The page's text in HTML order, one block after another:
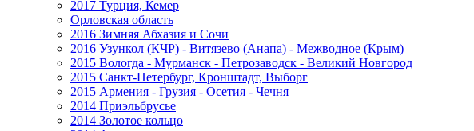
2017 Турция, Кемер
Орловская область
2016 Зимняя Абхазия и Сочи
2016 Узункол (КЧР) - Витязево (Анапа) - Межводное (Крым)
2015 Вологда - Мурманск - Петрозаводск - Великий Новгород
2015 Санкт-Петербург, Кронштадт, Выборг
2015 Армения - Грузия - Осетия - Чечня
2014 Приэльбрусье
2014 Золотое кольцо